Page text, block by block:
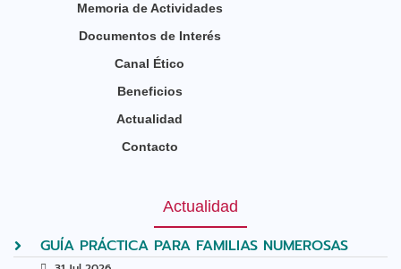
Memoria de Actividades
Documentos de Interés
Canal Ético
Beneficios
Actualidad
Contacto
Actualidad
GUÍA PRÁCTICA PARA FAMILIAS NUMEROSAS